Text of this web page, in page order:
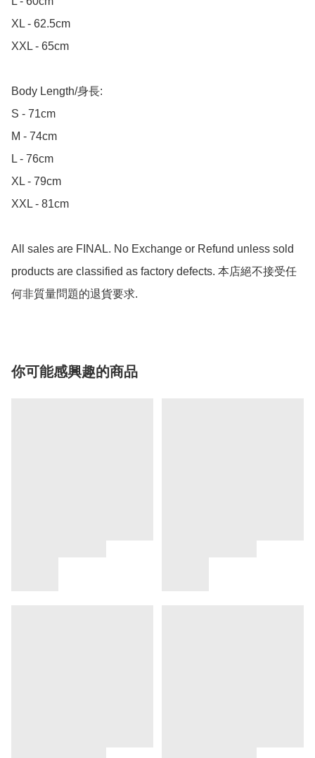
XL - 62.5cm
XXL - 65cm
Body Length/身長:
S - 71cm
M - 74cm
L - 76cm
XL - 79cm
XXL - 81cm
All sales are FINAL. No Exchange or Refund unless sold
products are classified as factory defects. 本店絕不接受任
何非質量問題的退貨要求.
你可能感興趣的商品